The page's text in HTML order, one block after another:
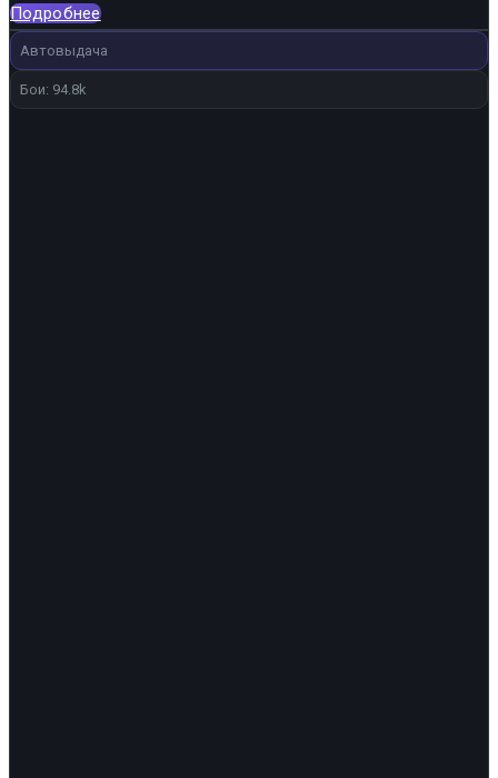
4
860 ₽.
Подробнее
Автовыдача
Бои: 94.8k